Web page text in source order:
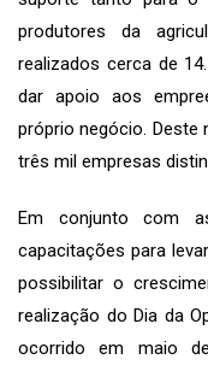
produtores da
realizados cerca de
dar apoio aos
próprio negócio. Deste
três mil empresas
Em conjunto com
capacitações para
possibilitar o
realização do Dia da
ocorrido em maio